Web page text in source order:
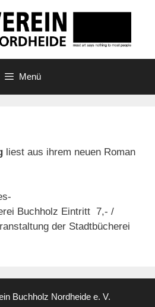
Menü
liest aus ihrem neuen Roman
Buchholz Eintritt  7,- /
der Stadtbücherei
Buchholz Nordheide e. V.